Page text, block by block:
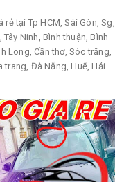
tại Tp HCM, Sài Gòn, Sg,
Ninh, Bình thuận, Bình
Long, Cần thơ, Sóc trăng,
trang, Đà Nẵng, Huế, Hải